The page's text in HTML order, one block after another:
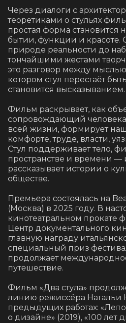
Через диалоги с
теоретиками о стульях
простая форма становится
бытии, функции и
природе реальности до
тончайшими жестами
это разговор между
котором стул перестаёт
становится высказыванием.
Фильм раскрывает, как
сопровождающий
всей жизни, формирует
комфорте, труде, власти,
Стул поддерживает тело,
пространстве и времени
рассказывает истории о
обществе.
Премьера состоялась на
(Москва) в 2025 году. В
кинотеатральном прокате
Центр документального
главную награду
специальный приз
продолжает
путешествие.
Фильм «Два стула»
линию режиссёра Натальи
предыдущих работах:
о дизайне» (2019), «100 лет